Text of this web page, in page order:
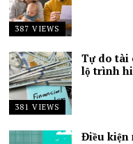
387 VIEWS
381 VIEWS
Tự do tài
lộ trình
Điều kiện